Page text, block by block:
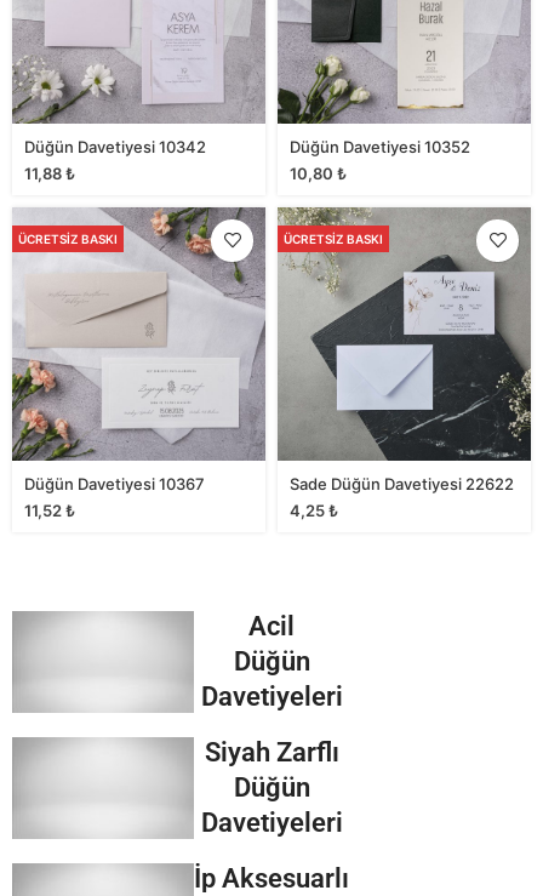
Düğün Davetiyesi 10342
11,88₺
Düğün Davetiyesi 10352
10,80 ₺
ÜCRETSIZ BASKI
Düğün Davetiyesi 10367
11,52₺
ÜCRETSIZ BASKI
Sade Düğün Davetiyesi 22622
4,25₺
Acil
Düğün
Davetiyeleri
Siyah Zarflı
Düğün
Davetiyeleri
İp Aksesuarlı